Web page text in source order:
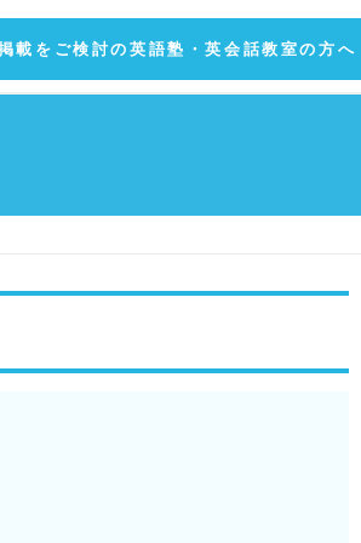
載をご検討の英語塾・英会話教室の方へ